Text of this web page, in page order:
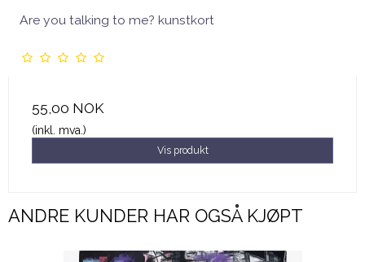
Are you talking to me? kunstkort
55,00 NOK
(inkl. mva.)
Vis produkt
ANDRE KUNDER HAR OGSÅ KJØPT